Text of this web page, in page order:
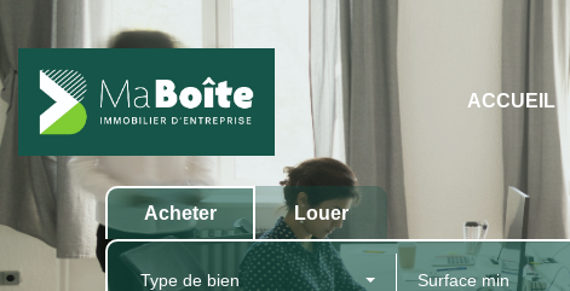
ACCUEIL
Acheter Louer
Type de bien